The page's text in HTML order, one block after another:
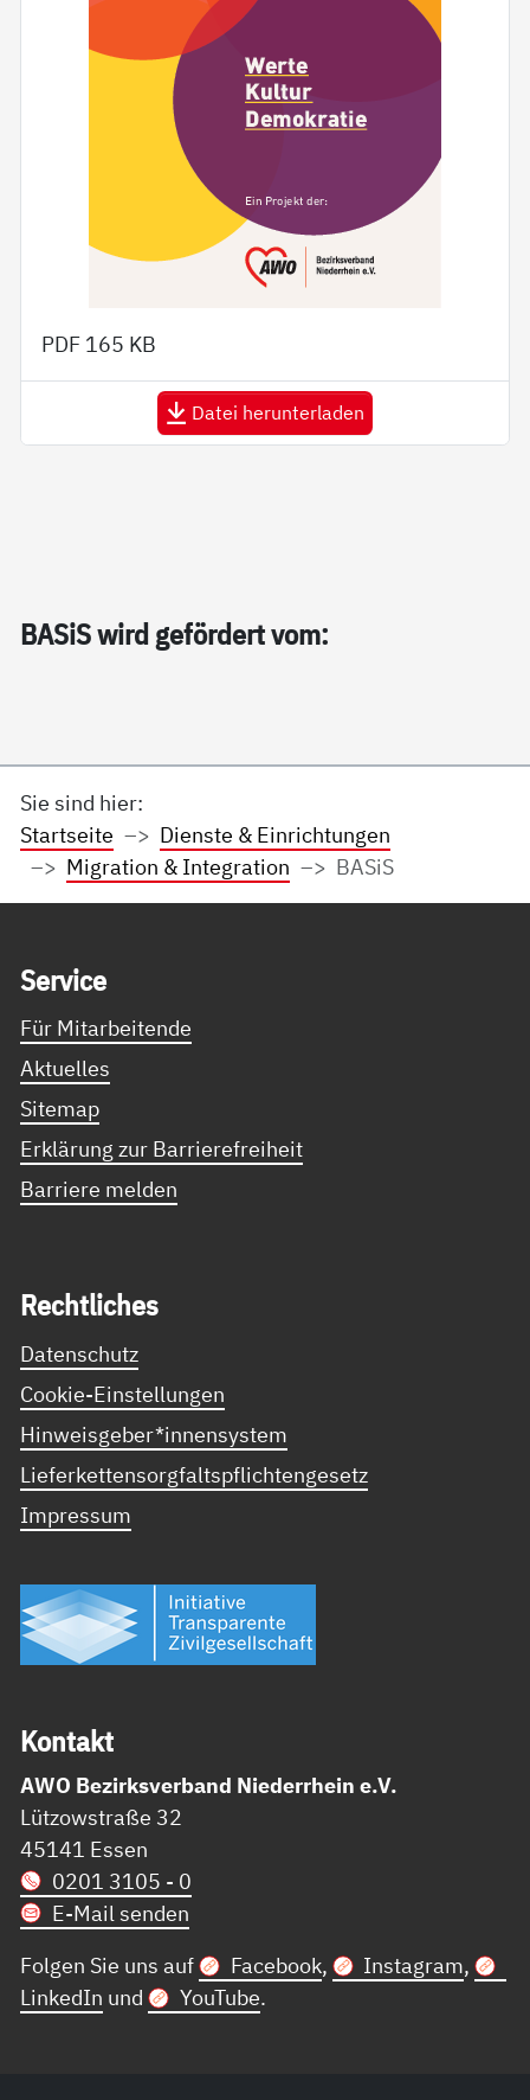
PDF 165 KB
Datei herunterladen
BA­SiS wird ge­för­dert vom:
Sie sind hier:
Startseite
Dienste & Einrichtungen
Migration & Integration
BASiS
Ser­vice
Für Mitarbeitende
Aktuelles
Sitemap
Erklärung zur Barrierefreiheit
Barriere melden
Recht­li­ches
Datenschutz
Cookie-Einstellungen
Hinweisgeber*innensystem
Lieferkettensorgfaltspflichtengesetz
Impressum
Kon­takt
AWO Bezirksverband Niederrhein e.V.
Lützowstraße 32
45141 Essen
0201 3105 - 0
E-Mail senden
Folgen Sie uns auf
Facebook, Instagram,
LinkedIn und YouTube.